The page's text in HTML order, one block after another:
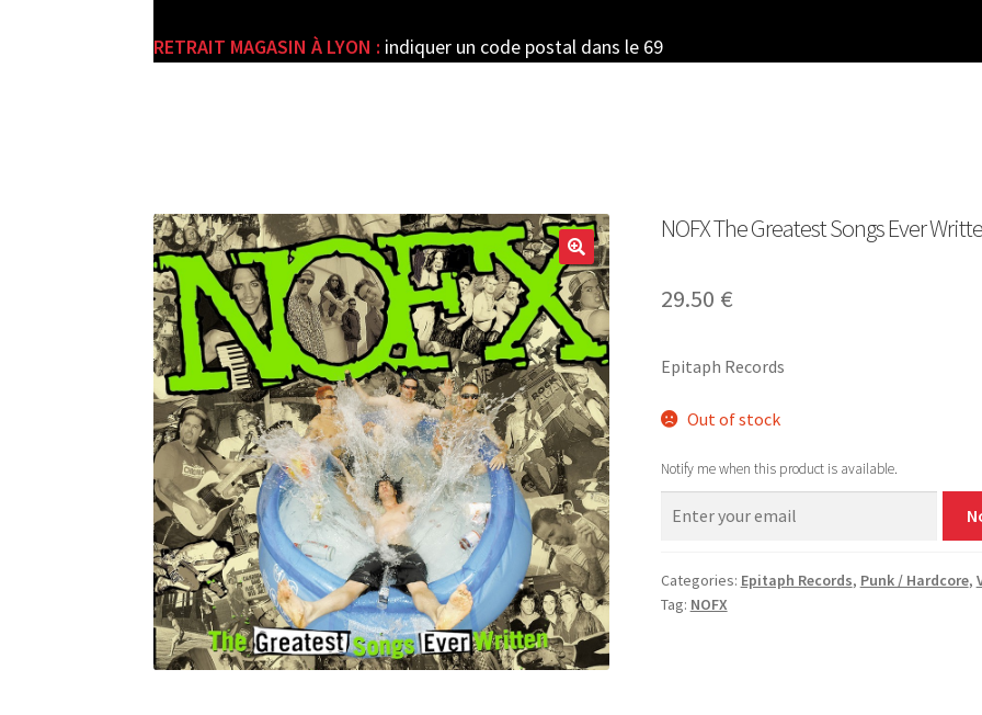
RETRAIT MAGASIN À LYON : indiquer un code postal dans le 69
NOFX The Greatest Songs Ever
29.50 €
Epitaph Records
Out of stock
Notify me when this product is available.
Categories: Epitaph Records, Punk / Hardcore,
Tag: NOFX